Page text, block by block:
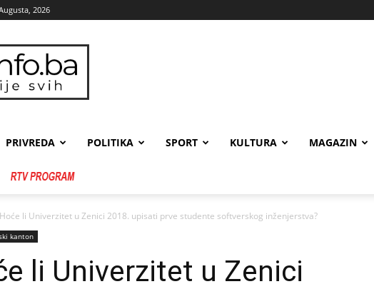
2026
PRIVREDA POLITIKA SPORT KULTURA MAGAZIN
li Univerzitet u Zenici 2018. upisati prve studente softverskog inženjerstva?
kanton
li Univerzitet u Zenici